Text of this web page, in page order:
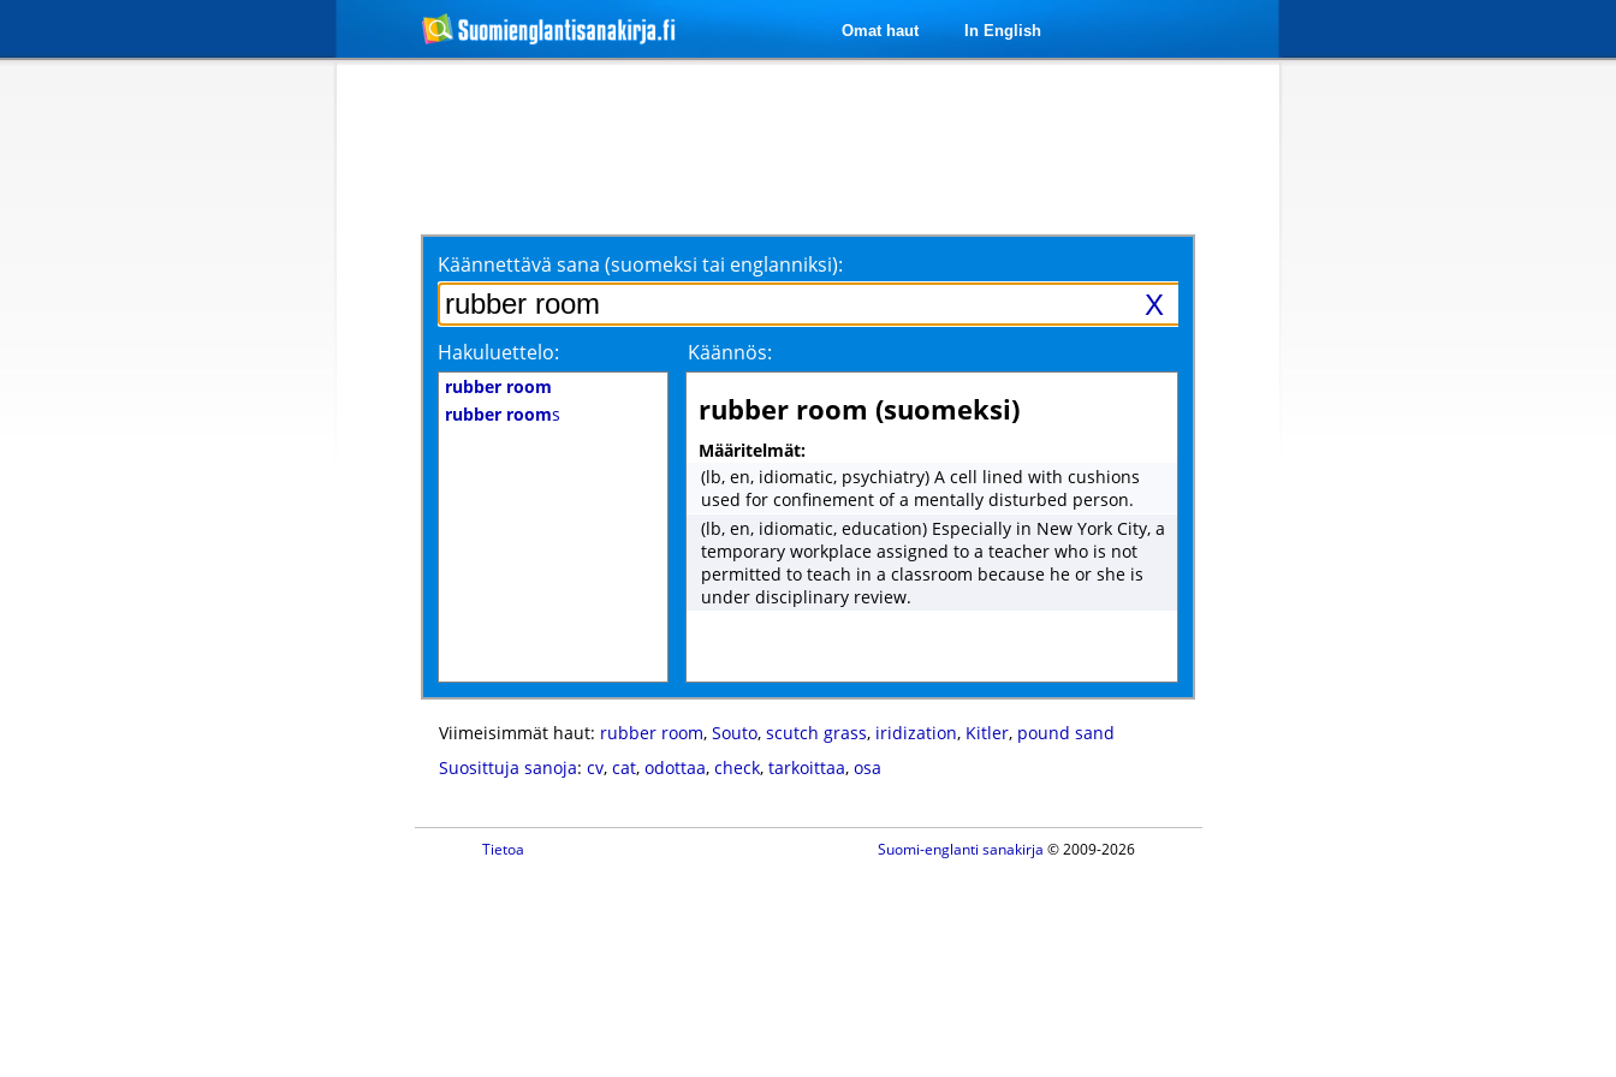
Omat haut In English
Käännettävä sana (suomeksi tai englanniksi):
X
Hakuluettelo: Käännös:
rubber room
rubber rooms rubber room (suomeksi)
Määritelmät:
(lb, en, idiomatic, psychiatry) A cell lined with cushions
used for confinement of a mentally disturbed person.
(lb, en, idiomatic, education) Especially in New York City, a
temporary workplace assigned to a teacher who is not
permitted to teach in a classroom because he or she is
under disciplinary review.
Viimeisimmät haut: rubber room, Souto, scutch grass, iridization, Kitler, pound sand
Suosittuja sanoja: cv, cat, odottaa, check, tarkoittaa, osa
Tietoa Suomi-englanti sanakirja © 2009-2026